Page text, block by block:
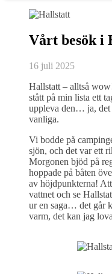
Vårt besök i
16 juli 2025
Hallstatt – alltså
stått på min lista ett
uppleva den… ja, det
vanliga.
Vi bodde på
sjön, och det var ett
Morgonen bjöd på
hoppade på båten
av höjdpunkterna!
vattnet och se
ur en saga… det går
varm, det kan jag